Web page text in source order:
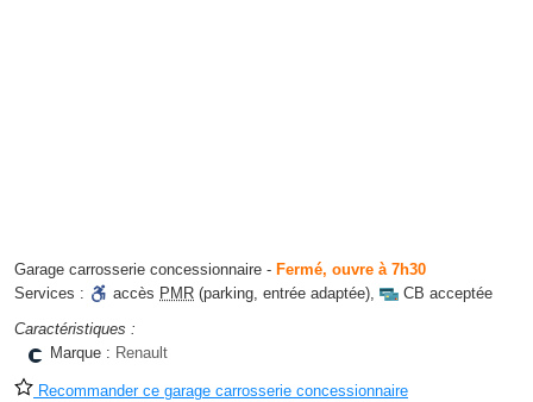
Garage carrosserie concessionnaire - Fermé, ouvre à 7h30
Services :
accès PMR (parking, entrée adaptée),
CB acceptée
Caractéristiques :
Marque : Renault
Recommander ce garage carrosserie concessionnaire